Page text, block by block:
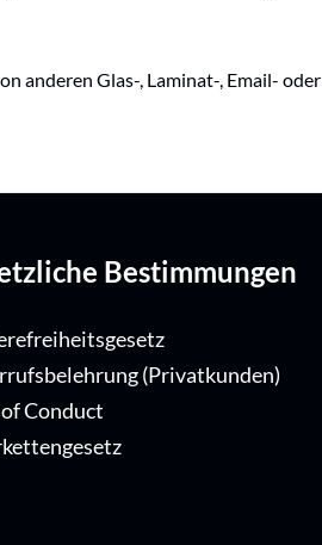
anderen Glas-, Laminat-, Email-
Bestimmungen
(Privatkunden)
Conduct